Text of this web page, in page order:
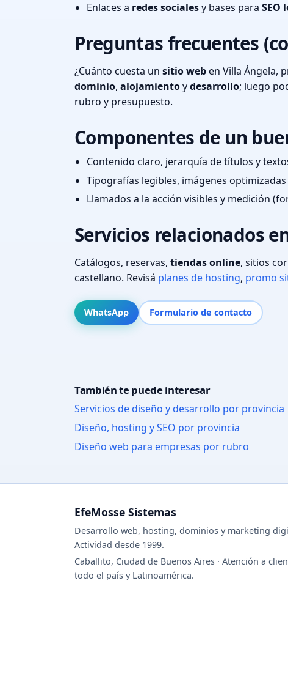
Enlaces a redes socialesy bases para SEO
Preguntas frecuentes
¿Cuánto cuesta un sitio weben Villa Ángela,
dominio, alojamientoydesarrollo; luego
rubro y presupuesto.
Componentes de un
Contenido claro, jerarquía de títulos y
Tipografías legibles, imágenes
Llamados a la acción visibles y medición
Servicios relacionados
Catálogos, reservas, tiendas online, sitios
castellano. Revisá planes de hosting, promo
WhatsApp Formulario de contacto
También te puede interesar
Servicios de diseño y desarrollo por provincia
Diseño, hosting y SEO por provincia
Diseño web para empresas por rubro
EfeMosse Sistemas
Desarrollo web, hosting, dominios y marketing
Actividad desde 1999.
Caballito, Ciudad de Buenos Aires · Atención a
todo el país y Latinoamérica.